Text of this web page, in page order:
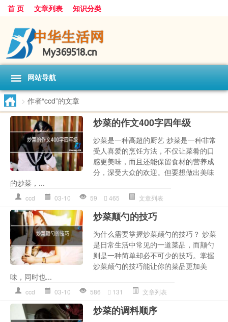
首 页 文章列表 知识分类
网站导航
> 作者“ccd”的文章
炒菜的作文400字四年级
炒菜是一种高超的厨艺 炒菜是一种非常
受人喜爱的烹饪方法，不仅让菜肴的口
感更美味，而且还能保留食材的营养成
分，深受大众的欢迎。但要想做出美味
的炒菜，...
ccd 03-10 59 465 文章列表
炒菜颠勺的技巧
为什么需要掌握炒菜颠勺的技巧？ 炒菜
是日常生活中常见的一道菜品，而颠勺
则是一种简单却必不可少的技巧。掌握
炒菜颠勺的技巧能让你的菜品更加美
味，同时也...
ccd 03-10 586 131 文章列表
炒菜的调料顺序